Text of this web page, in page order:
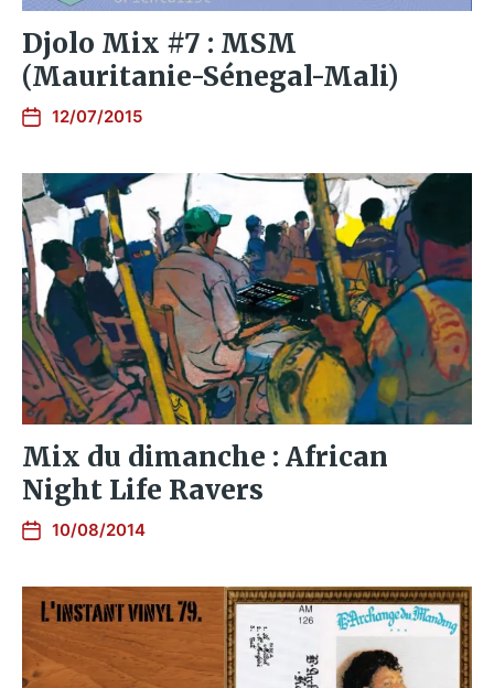
Djolo Mix #7 : MSM
(Mauritanie-Sénegal-Mali)
12/07/2015
Mix du dimanche : African
Night Life Ravers
10/08/2014